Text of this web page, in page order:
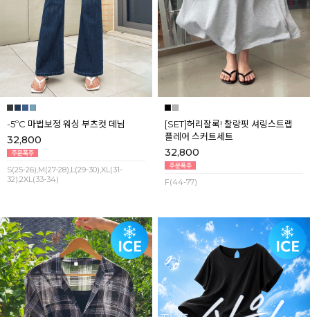
-5ºC 마법보정 워싱 부츠컷 데님
32,800
S(25-26),M(27-28),L(29-30),XL(31-
32),2XL(33-34)
[SET]허리잘록! 찰랑핏 셔링스트랩
플레어 스커트세트
32,800
F(44-77)